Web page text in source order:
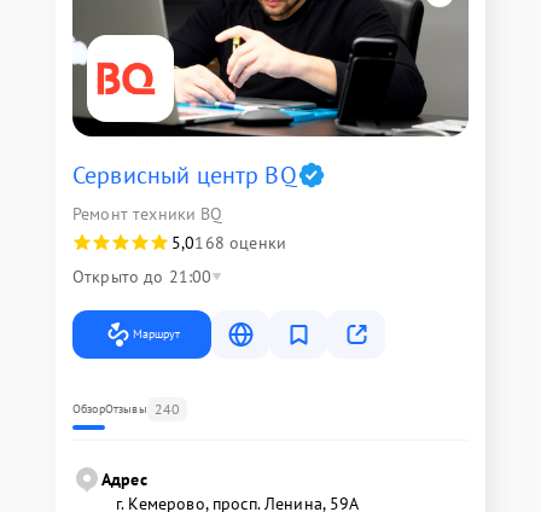
Сервисный центр BQ
Ремонт техники BQ
5,0168 оценки
Открыто до 21:00
Маршрут
ОбзорОтзывы 240
Адрес
г. Кемерово, просп. Ленина, 59А